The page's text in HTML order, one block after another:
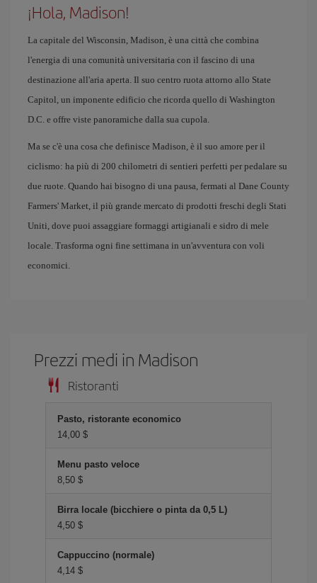
¡Hola, Madison!
La capitale del Wisconsin, Madison, è una città che combina
l'energia di una comunità universitaria con il fascino di una
destinazione all'aria aperta. Il suo centro ruota attorno allo State
Capitol, un imponente edificio che ricorda quello di Washington
D.C. e offre viste panoramiche dalla sua cupola.
Ma se c'è una cosa che definisce Madison, è il suo amore per il
ciclismo: ha più di 200 chilometri di sentieri perfetti per pedalare su
due ruote. Quando hai bisogno di una pausa, fermati al Dane County
Farmers' Market, il più grande mercato di prodotti freschi degli Stati
Uniti, dove puoi assaggiare formaggi artigianali e sidro di mele
locale. Trasforma ogni fine settimana in un'avventura con voli
economici.
Prezzi medi in Madison
Ristoranti
Pasto, ristorante economico
14,00 $
Menu pasto veloce
8,50 $
Birra locale (bicchiere o pinta da 0,5 L)
4,50 $
Cappuccino (normale)
4,14 $